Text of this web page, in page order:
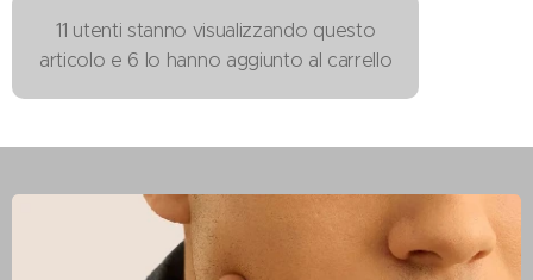
11 utenti stanno visualizzando questo
articolo e 6 lo hanno aggiunto al carrello